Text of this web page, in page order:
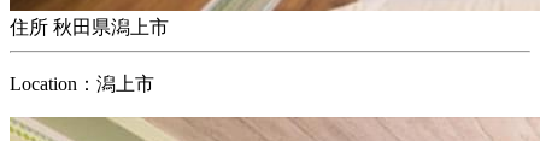
住所 秋田県潟上市
Location：潟上市